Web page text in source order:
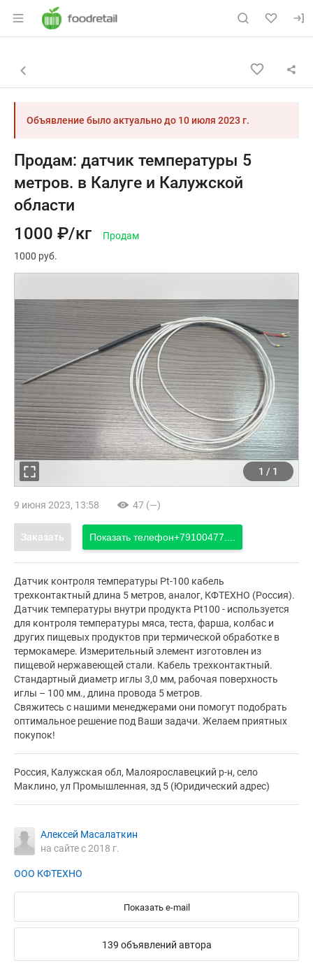
Раздел навигации по сайту
Объявление: Продам: датчик
Навигация и управление объявлением
Назад к списку объявлений
Объявление было актуально до 10 июля 2023 г.
Продам: датчик температуры 5
метров. в Калуге и Калужской
области
1000 ₽/кг
Продам
1000 руб.
1 / 1
9 июня 2023, 13:58 47 (—)
Заказать Показать телефон+79100477....
Датчик контроля температуры Pt-100 кабель
трехконтактный длина 5 метров, аналог, КФТЕХНО (Россия).
Датчик температуры внутри продукта Pt100 - используется
для контроля температуры мяса, теста, фарша, колбас и
других пищевых продуктов при термической обработке в
термокамере. Измерительный элемент изготовлен из
пищевой нержавеющей стали. Кабель трехконтактный.
Стандартный диаметр иглы 3,0 мм, рабочая поверхность
иглы – 100 мм., длина провода 5 метров.
Свяжитесь с нашими менеджерами они помогут подобрать
оптимальное решение под Ваши задачи. Желаем приятных
покупок!
Россия, Калужская обл, Малоярославецкий р-н, село
Маклино, ул Промышленная, зд 5 (Юридический адрес)
Алексей Масалаткин
на сайте с 2018 г.
ООО КФТЕХНО
Показать e-mail
139 объявлений автора